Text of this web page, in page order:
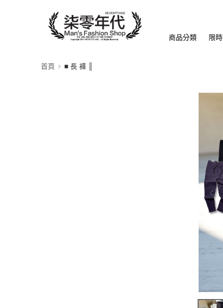
商品分類 限
首頁 ■ 長 褲 ║